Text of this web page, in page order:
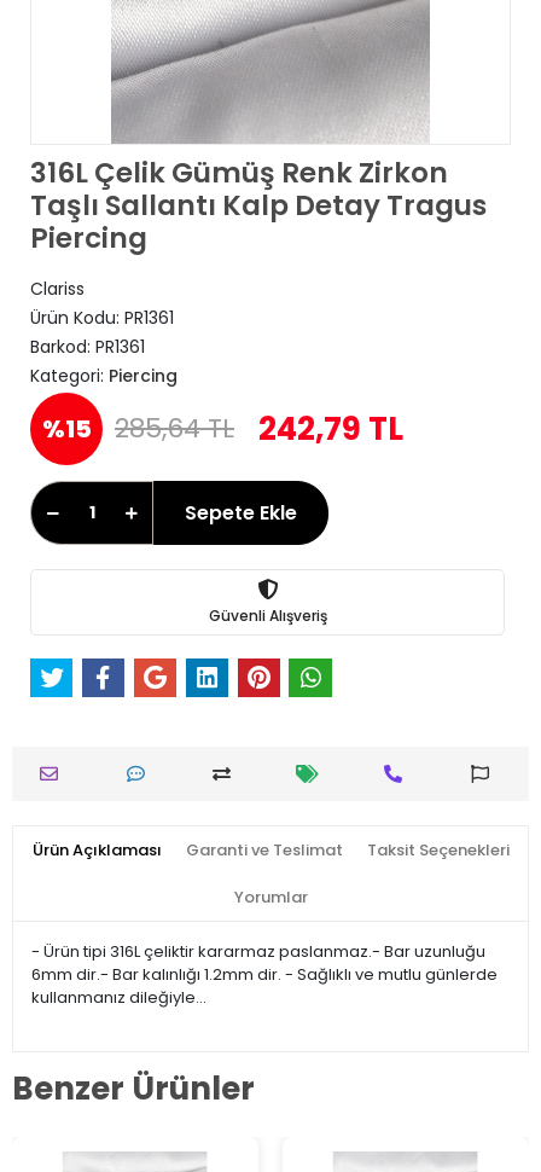
316L Çelik Gümüş Renk Zirkon
Taşlı Sallantı Kalp Detay Tragus
Piercing
Clariss
Ürün Kodu: PR1361
Barkod: PR1361
Kategori: Piercing
%15 285,64 TL 242,79 TL
Sepete Ekle
Güvenli Alışveriş
Ürün Açıklaması Garanti ve Teslimat Taksit Seçenekleri
Yorumlar
- Ürün tipi 316L çeliktir kararmaz paslanmaz.- Bar uzunluğu
6mm dir.- Bar kalınlığı 1.2mm dir. - Sağlıklı ve mutlu günlerde
kullanmanız dileğiyle…
Benzer Ürünler